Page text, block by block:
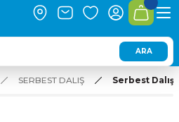
ARA
SERBEST DALIŞ Serbest Dalış